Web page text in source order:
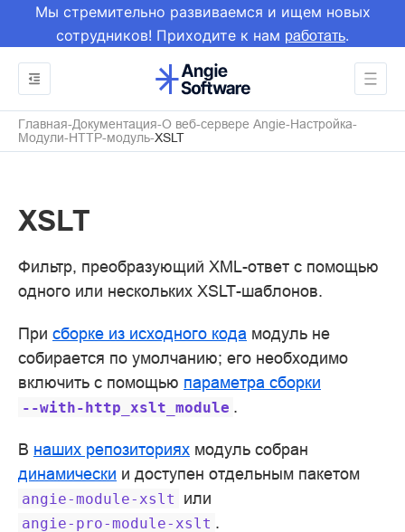
Мы стремительно развиваемся и ищем новых
сотрудников! Приходите к нам работать.
Главная Документация О веб-сервере Angie Настройка
Модули HTTP-модуль XSLT
XSLT
Фильтр, преобразующий XML-ответ с помощью
одного или нескольких XSLT-шаблонов.
При сборке из исходного кода модуль не
собирается по умолчанию; его необходимо
включить с помощью параметра сборки
--with-http_xslt_module .
В наших репозиториях модуль собран
динамически и доступен отдельным пакетом
angie-module-xslt или
angie-pro-module-xslt .